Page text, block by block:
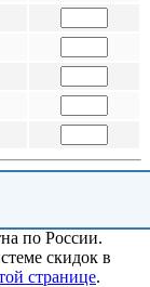
по России.
скидок в
странице.